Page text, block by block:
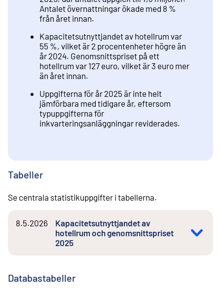
Antalet övernattningar ökade med 8 %
från året innan.
Kapacitetsutnyttjandet av hotellrum var
55 %, vilket är 2 procentenheter högre än
år 2024. Genomsnittspriset på ett
hotellrum var 127 euro, vilket är 3 euro mer
än året innan.
Uppgifterna för år 2025 är inte helt
jämförbara med tidigare år, eftersom
typuppgifterna för
inkvarteringsanläggningar reviderades.
Tabeller
Se centrala statistikuppgifter i tabellerna.
8.5.2026
Kapacitetsutnyttjandet av
hotellrum och genomsnittspriset
2025
Databastabeller